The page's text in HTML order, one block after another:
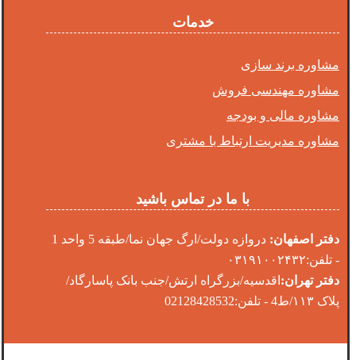
خدمات
مشاوره برند سازی
مشاوره مهندسی فروش
مشاوره مالی و بودجه
مشاوره مدیریت ارتباط با مشتری
با ما در تماس باشید
دفتر اصفهان:
دروازه دولت/ارگ جهان نما/طبقه 5 واحد 1
- تلفن:۰۳۱۹۱۰۰۲۴۳۲
دفتر تهران: اقدسیه/بزرگراه ارتش/جنب بانک پاسارگاد/
پلاک ۱۱۳/ط4 - تلفن:02128428532